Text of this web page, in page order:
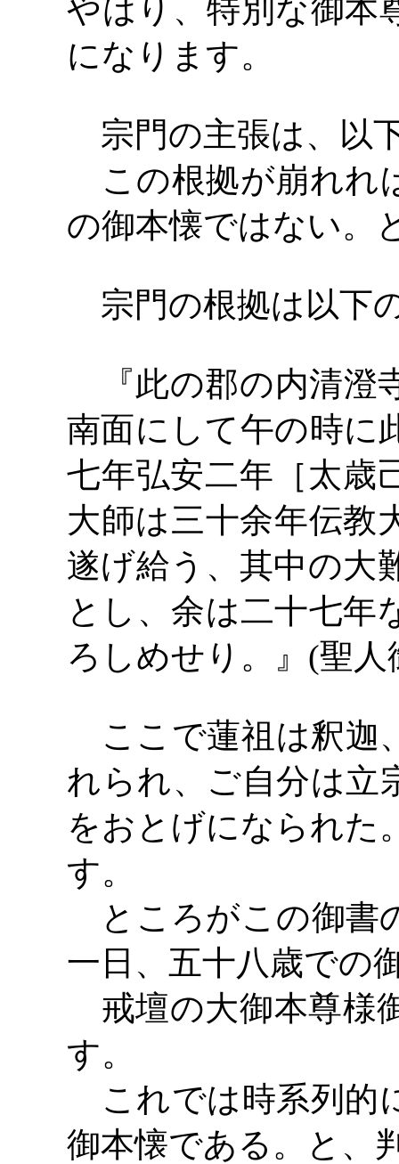
やはり、特別な御本
になります。
宗門の主張は、以
この根拠が崩れれ
の御本懐ではない。
宗門の根拠は以下
『此の郡の内清澄
南面にして午の時に
七年弘安二年［太歳
大師は三十余年伝教
遂げ給う、其中の大
とし、余は二十七年
ろしめせり。』 (聖人
ここで蓮祖は釈迦
れられ、ご自分は立
をおとげになられた
す。
ところがこの御書
一日、五十八歳での
戒壇の大御本尊様
す。
これでは時系列的
御本懐である。と、